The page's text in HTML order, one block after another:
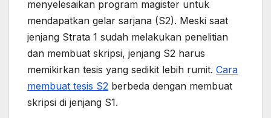
menyelesaikan program magister untuk
mendapatkan gelar sarjana (S2). Meski saat
jenjang Strata 1 sudah melakukan penelitian
dan membuat skripsi, jenjang S2 harus
memikirkan tesis yang sedikit lebih rumit. Cara
membuat tesis S2 berbeda dengan membuat
skripsi di jenjang S1.